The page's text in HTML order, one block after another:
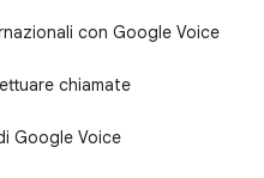
con Google Voice
chiamate
Google Voice